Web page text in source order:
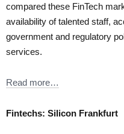
compared these FinTech
availability of talented staff,
government and regulatory
services.
Read more…
Fintechs: Silicon Frankfurt